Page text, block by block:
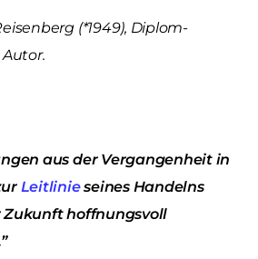
(*1949), Diplom-
aus der Vergangenheit in
Leitlinieseines Handelns
hoffnungsvoll